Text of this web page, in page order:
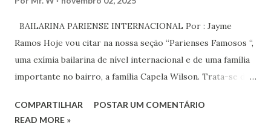
BAILARINA PARIENSE INTERNACIONAL Por : Jayme
Ramos Hoje vou citar na nossa seção “Parienses Famosos “,
uma exímia bailarina de nível internacional e de uma família
importante no bairro, a família Capela Wilson. Trata-se da
Vamos às informações de seu site : Bailarina e professora
COMPARTILHAR
POSTAR UM COMENTÁRIO
READ MORE »